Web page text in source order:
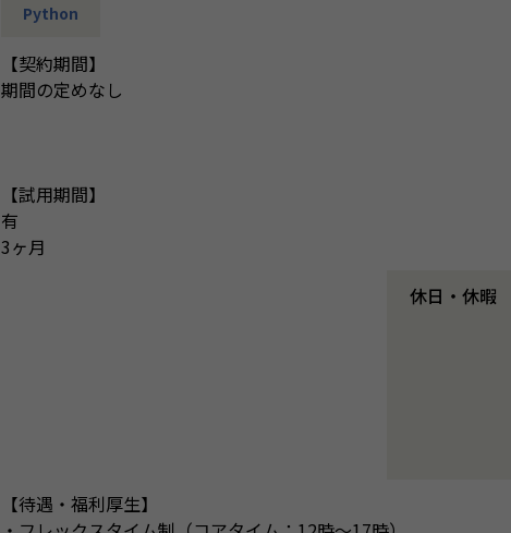
Python
【契約期間】
期間の定めなし
【試用期間】
有
3ヶ月
休日・休暇
【待遇・福利厚生】